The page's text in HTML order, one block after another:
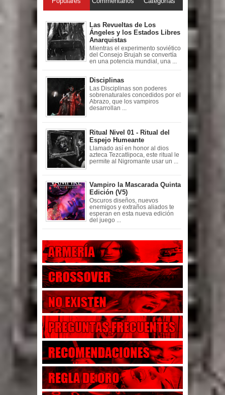
Las Revueltas de Los
Ángeles y los Estados Libres
Anarquistas
Mientras el experimento soviético
del Consejo Brujah se convertía
en una potencia mundial, una ...
Disciplinas
Las Disciplinas son poderes
sobrenaturales concedidos por el
Abrazo, que los vampiros
desarrollan ...
Ritual Nivel 01 - Ritual del
Espejo Humeante
Llamado así en honor al dios
azteca Tezcatlipoca, este ritual le
permite al Nigromante usar un ...
Vampiro la Mascarada Quinta
Edición (V5)
Oscuros diseños, nuevos
enemigos y extraños aliados te
esperan en esta nueva edición
del juego ...